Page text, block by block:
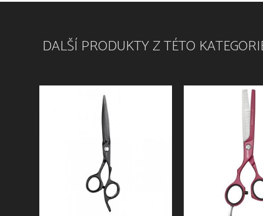
DALŠÍ PRODUKTY Z TÉTO